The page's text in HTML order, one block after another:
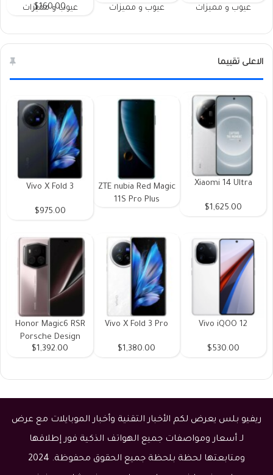
عيوب و مميزات
عيوب و مميزات
عيوب و مميزات
$160.00
الاعلى تقييما
Xiaomi 14 Ultra
$1,625.00
ZTE nubia Red Magic
11S Pro Plus
Vivo X Fold 3
$975.00
Vivo iQOO 12
$530.00
Vivo X Fold 3 Pro
$1,380.00
Honor Magic6 RSR
Porsche Design
$1,392.00
ريفيو بلس يعرض لكم الأخبار التقنية وأخبار الموبايلات مع عرض
لـ أسعار ومواصفات جميع الهواتف الذكية فور إطلاقها
ومتابعتها لحظة بلحظة جميع الحقوق محفوظة. 2024